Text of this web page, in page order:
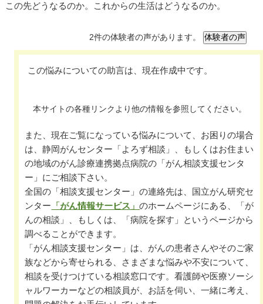
この先どうなるのか。これからの生活はどうなるのか。
2件の体験者の声があります。
この悩みについての助言は、現在作成中です。
本サイトの各種リンクより他の情報を参照してください。
また、現在ご覧になっている悩みについて、お困りの場合
は、静岡がんセンター「よろず相談」、もしくはお住まい
の地域のがん診療連携拠点病院の「がん相談支援センタ
ー」にご相談下さい。
全国の「相談支援センター」の連絡先は、国立がん研究セ
ンター 「がん情報サービス」のホームページにある、「が
んの相談」、もしくは、「病院を探す」というページから
調べることができます。
「がん相談支援センター」は、がんの患者さんやそのご家
族などから寄せられる、さまざまな悩みや不安について、
相談を受けつけている相談窓口です。看護師や医療ソーシ
ャルワーカーなどの相談員が、お話を伺い、一緒に考え、